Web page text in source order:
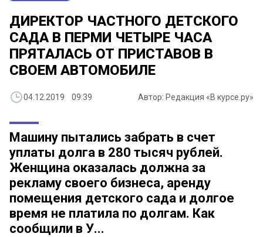
ДИРЕКТОР ЧАСТНОГО ДЕТСКОГО
САДА В ПЕРМИ ЧЕТЫРЕ ЧАСА
ПРЯТАЛАСЬ ОТ ПРИСТАВОВ В
СВОЕМ АВТОМОБИЛЕ
04.12.2019 09:39 Автор: Редакция «В курсе.ру»
Машину пытались забрать в счет
уплаты долга в 280 тысяч рублей.
Женщина оказалась должна за
рекламу своего бизнеса, аренду
помещения детского сада и долгое
время не платила по долгам. Как
сообщили в У...